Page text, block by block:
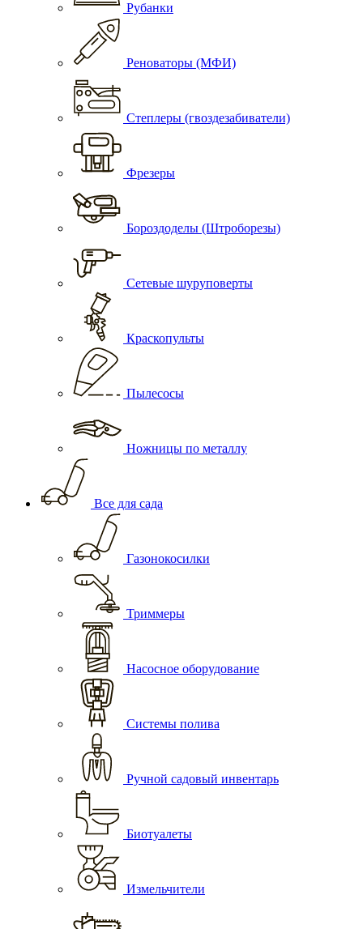
Рубанки
Реноваторы (МФИ)
Степлеры (гвоздезабиватели)
Фрезеры
Бороздоделы (Штроборезы)
Сетевые шуруповерты
Краскопульты
Пылесосы
Ножницы по металлу
Все для сада
Газонокосилки
Триммеры
Насосное оборудование
Системы полива
Ручной садовый инвентарь
Биотуалеты
Измельчители